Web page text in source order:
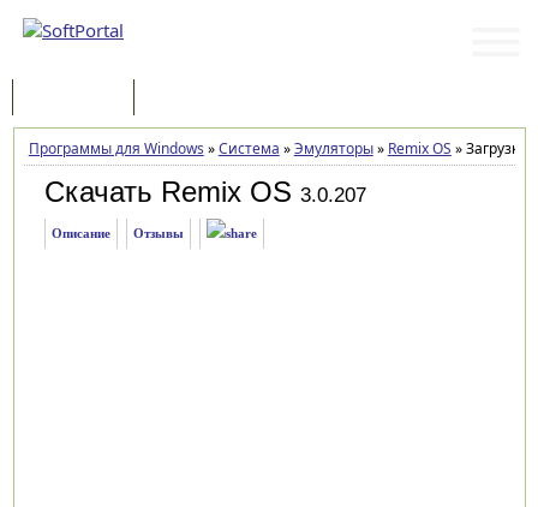
Программы для Windows »Система »Эмуляторы» Remix OS »Загрузка
Скачать Remix OS 3.0.207
Описание Отзывы